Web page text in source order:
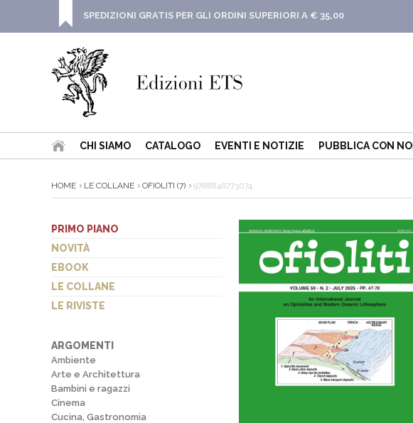
SPEDIZIONI GRATIS PER GLI ORDINI SUPERIORI A € 35,00
CHI SIAMO CATALOGO EVENTI E NOTIZIE PUBBLICA CON NOI
HOME LE COLLANE OFIOLITI (7) 9788846773074
PRIMO PIANO
NOVITÀ
EBOOK
LE COLLANE
LE RIVISTE
ARGOMENTI
Ambiente
Arte e Architettura
Bambini e ragazzi
Cinema
Cucina, Gastronomia